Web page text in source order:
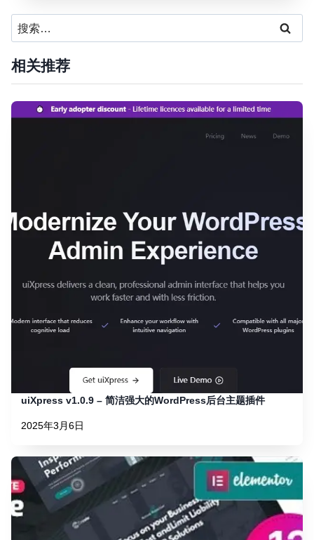
SEO
该
怎
样
做？
贸
搜
索：
相关推荐
uiXpress v1.0.9 – 简洁强大的WordPress后台主题插件
2025年3月6日